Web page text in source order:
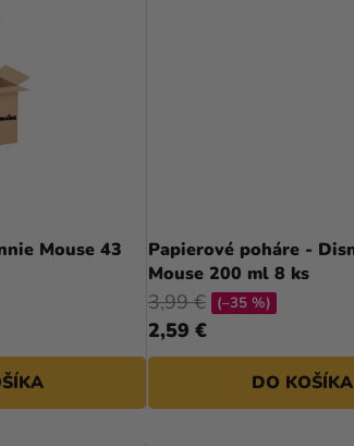
U
K
T
V
Mouse 43
Papierové poháre -
Mouse 200 ml 8 ks
2,59 €
3,99 € (–35 %)
DO KOŠÍKA